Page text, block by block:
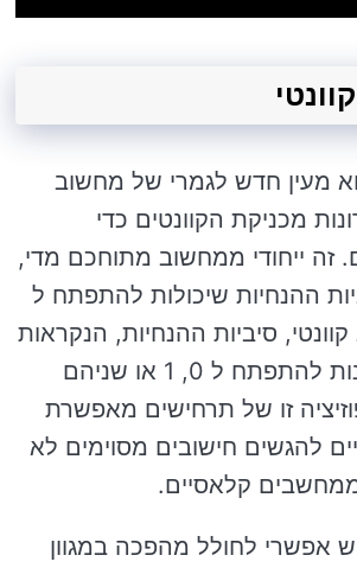
מעין חדש לגמרי של מחשוב
מכניקת הקוונטים כדי
זה ייחודי ממחשוב מתוחכם מדי,
ההנחיות שיכולות להתפתח ל
קוונטי, סיביות ההנחיות, הנקראות
קיוביטים, כישרונות להתפתח ל 0, 1 או שניהם
זו של תרחישים מאפשרת
להגשים חישובים מסוימים לא
קלאסיים.
אפשרי לחולל מהפכה במגוון